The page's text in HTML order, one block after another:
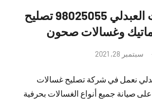
فني غسالات العبدلي 98025055 تصليح
وغسالات صحون
سبتمبر 28, 2021
تعليقات
نعمل في شركة تصليح غسالات
صيانة جميع أنواع الغسالات بحرفية